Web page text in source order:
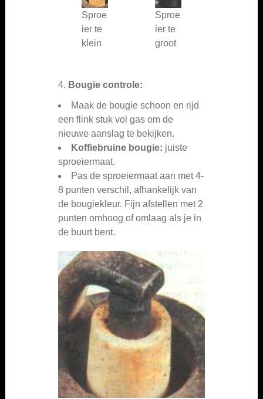
Sproe
ier te
klein
Sproe
ier te
groot
4. Bougie controle:
Maak de bougie schoon en rijd
een flink stuk vol gas om de
nieuwe aanslag te bekijken.
Koffiebruine bougie: juiste
sproeiermaat.
Pas de sproeiermaat aan met 4-
8 punten verschil, afhankelijk van
de bougiekleur. Fijn afstellen met 2
punten omhoog of omlaag als je in
de buurt bent.